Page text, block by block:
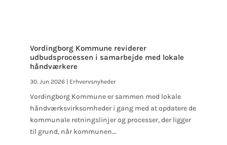
Vordingborg Kommune reviderer
udbudsprocessen i samarbejde med lokale
håndværkere
30. Jun 2026 Erhvervsnyheder
Vordingborg Kommune er sammen med lokale
håndværksvirksomheder i gang med at opdatere de
kommunale retningslinjer og processer, der ligger
til grund, når kommunen...